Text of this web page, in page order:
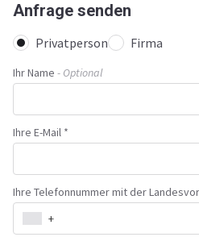
Anfrage senden
Privatperson Firma
Ihr Name - Optional
Ihre E-Mail *
Ihre Telefonnummer mit der
+